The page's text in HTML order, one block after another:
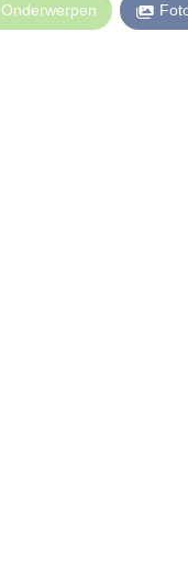
Onderwerpen